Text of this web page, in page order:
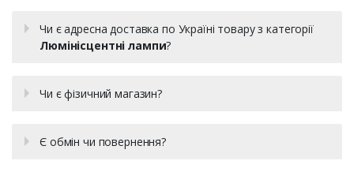
Чи є адресна доставка по Україні товару з категорії
Люмінісцентні лампи?
Чи є фізичний магазин?
Є обмін чи повернення?